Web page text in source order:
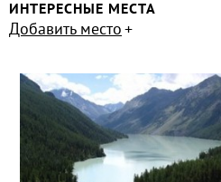
ИНТЕРЕСНЫЕ МЕСТА
Добавить место